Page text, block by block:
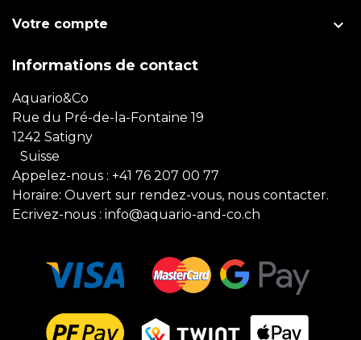
Votre compte 
Informations de contact
Aquario&Co
Rue du Pré-de-la-Fontaine 19
1242 Satigny
Suisse
Appelez-nous : +41 76 207 00 77
Horaire: Ouvert sur rendez-vous, nous contacter.
Ecrivez-nous : info@aquario-and-co.ch